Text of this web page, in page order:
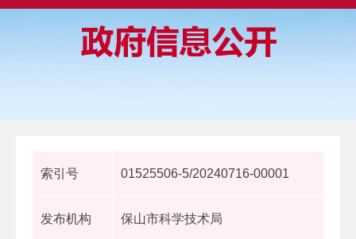
索引号 01525506-5/20240716-00001
发布机构 保山市科学技术局